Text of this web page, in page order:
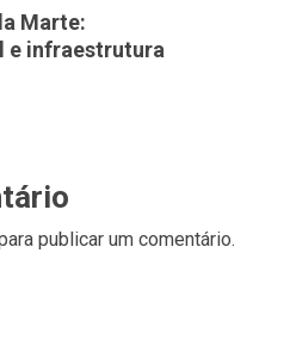
Marte:
e infraestrutura
publicar um comentário.